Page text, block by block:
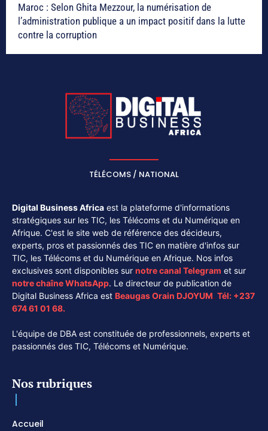
Maroc : Selon Ghita Mezzour, la numérisation de
l’administration publique a un impact positif dans la lutte
contre la corruption
TÉLÉCOMS / NATIONAL
Digital Business Africa est la plateforme d'informations
stratégiques sur les TIC, les Télécoms et du Numérique en
Afrique. C'est le site web de référence des décideurs,
experts, pros et passionnés des TIC en matière d'infos sur
TIC, les Télécoms et du Numérique en Afrique. Nos infos
exclusives sont disponibles sur notre canal Telegram et sur
notre chaîneWhatsApp. Le directeur de publication de
Digital Business Africa est Beaugas Orain DJOYUM. Tél: +237
674 61 01 68.
L'équipe de DBA est constituée de professionnels, experts et
passionnés des TIC, Télécoms et Numérique.
Nos rubriques
Accueil